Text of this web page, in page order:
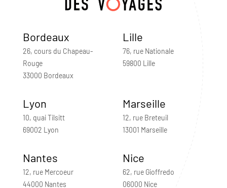
Bordeaux
26, cours du Chapeau-
Rouge
33000 Bordeaux
Lille
76, rue Nationale
59800 Lille
Lyon
10, quai Tilsitt
69002 Lyon
Marseille
12, rue Breteuil
13001 Marseille
Nantes
12, rue Mercoeur
44000 Nantes
Nice
62, rue Gioffredo
06000 Nice